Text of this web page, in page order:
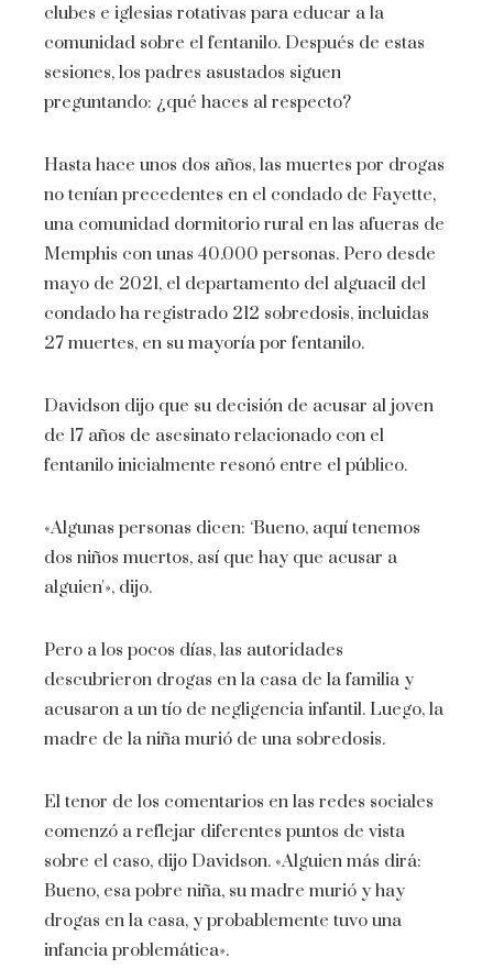
clubes e iglesias rotativas para educar a la
comunidad sobre el fentanilo. Después de estas
sesiones, los padres asustados siguen
preguntando: ¿qué haces al respecto?
Hasta hace unos dos años, las muertes por drogas
no tenían precedentes en el condado de Fayette,
una comunidad dormitorio rural en las afueras de
Memphis con unas 40.000 personas. Pero desde
mayo de 2021, el departamento del alguacil del
condado ha registrado 212 sobredosis, incluidas
27 muertes, en su mayoría por fentanilo.
Davidson dijo que su decisión de acusar al joven
de 17 años de asesinato relacionado con el
fentanilo inicialmente resonó entre el público.
«Algunas personas dicen: ‘Bueno, aquí tenemos
dos niños muertos, así que hay que acusar a
alguien'», dijo.
Pero a los pocos días, las autoridades
descubrieron drogas en la casa de la familia y
acusaron a un tío de negligencia infantil. Luego, la
madre de la niña murió de una sobredosis.
El tenor de los comentarios en las redes sociales
comenzó a reflejar diferentes puntos de vista
sobre el caso, dijo Davidson. «Alguien más dirá:
Bueno, esa pobre niña, su madre murió y hay
drogas en la casa, y probablemente tuvo una
infancia problemática».